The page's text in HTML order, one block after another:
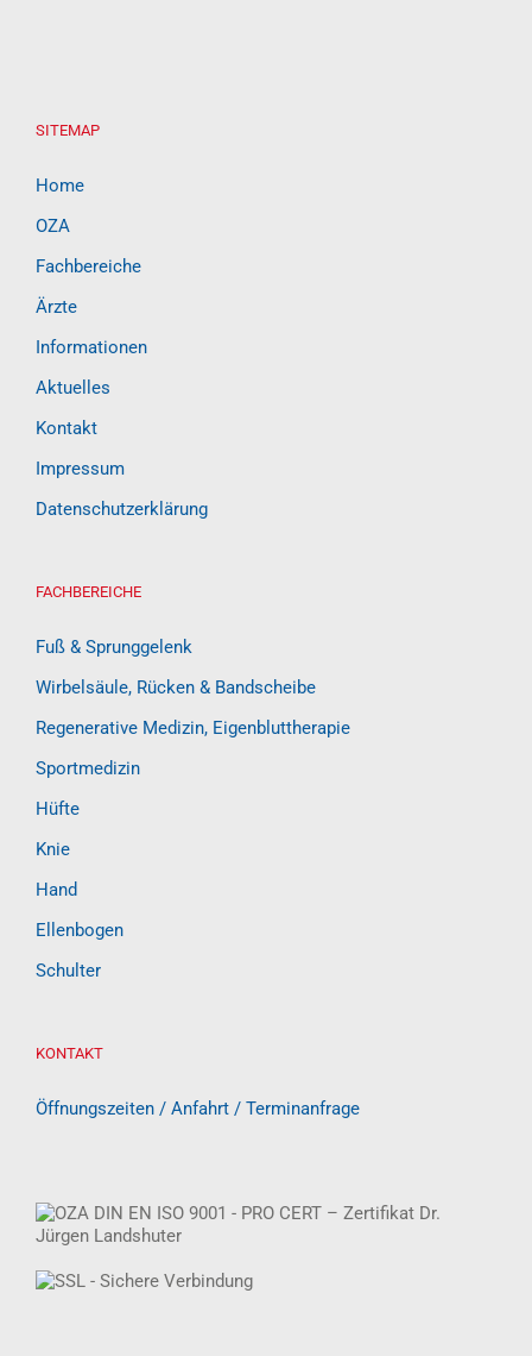
SITEMAP
Home
OZA
Fachbereiche
Ärzte
Informationen
Aktuelles
Kontakt
Impressum
Datenschutzerklärung
FACHBEREICHE
Fuß & Sprunggelenk
Wirbelsäule, Rücken & Bandscheibe
Regenerative Medizin, Eigenbluttherapie
Sportmedizin
Hüfte
Knie
Hand
Ellenbogen
Schulter
KONTAKT
Öffnungszeiten / Anfahrt / Terminanfrage